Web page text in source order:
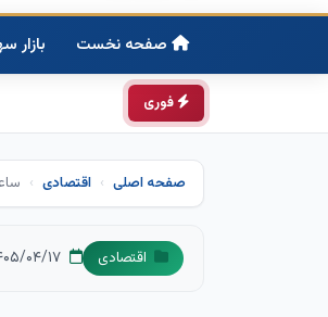
صفحه نخست بازار
فوری
صفحه اصلی اقتصادی
اقتصادی